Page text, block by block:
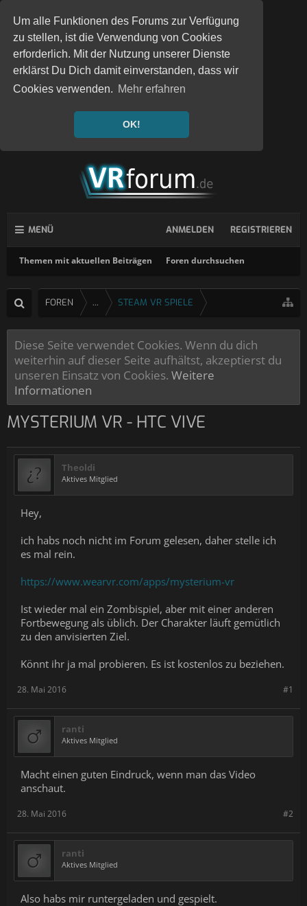
Um alle Funktionen des Forums zur Verfügung
zu stellen, ist die Verwendung von Cookies
erforderlich. Mit der Nutzung unserer Dienste
erklärst Du Dich damit einverstanden, dass wir
Cookies verwenden. Mehr erfahren
OK!
MENÜ
Themen mit aktuellen Beiträgen Foren durchsuchen
ANMELDEN REGISTRIEREN
FOREN ... STEAM VR SPIELE
Diese Seite verwendet Cookies. Wenn du dich
weiterhin auf dieser Seite aufhältst, akzeptierst du
unseren Einsatz von Cookies. Weitere
Informationen
MYSTERIUM VR - HTC VIVE
Theoldi
Aktives Mitglied
Hey,
ich habs noch nicht im Forum gelesen, daher stelle ich
es mal rein.
https://www.wearvr.com/apps/mysterium-vr
Ist wieder mal ein Zombispiel, aber mit einer anderen
Fortbewegung als üblich. Der Charakter läuft gemütlich
zu den anvisierten Ziel.
Könnt ihr ja mal probieren. Es ist kostenlos zu beziehen.
#1
28. Mai 2016
ranti
Aktives Mitglied
Macht einen guten Eindruck, wenn man das Video
anschaut.
#2
28. Mai 2016
ranti
Aktives Mitglied
Also habs mir runtergeladen und gespielt.